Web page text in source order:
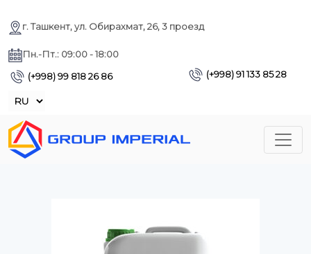
г. Ташкент, ул. Обирахмат, 26, 3 проезд
Пн.-Пт.: 09:00 - 18:00
(+998) 99 818 26 86
(+998) 91 133 85 28